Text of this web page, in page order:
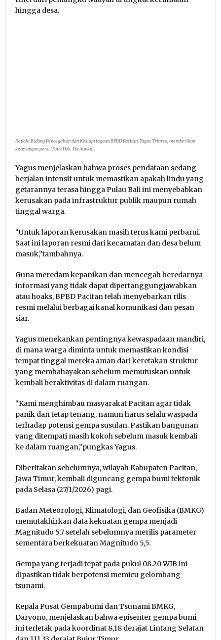
hingga desa.
Kepala Bidang Pencegahan dan Kesiapsiagaan BPBD Pacitan, Yagus Triarso, memberikan
keterangan pers. (Foto: Dok. Pacitanku)
Yagus menjelaskan bahwa proses pendataan sedang
berjalan intensif untuk memastikan apakah lindu yang
getarannya terasa hingga Pulau Bali ini menyebabkan
kerusakan pada infrastruktur publik maupun rumah
tinggal warga.
“Untuk laporan kerusakan masih terus kami perbarui.
Saat ini laporan resmi dari kecamatan dan desa belum
masuk,”tambahnya.
Guna meredam kepanikan dan mencegah beredarnya
informasi yang tidak dapat dipertanggungjawabkan
atau hoaks, BPBD Pacitan telah menyebarkan rilis
resmi melalui berbagai kanal komunikasi dan pesan
siar.
Yagus menekankan pentingnya kewaspadaan mandiri,
di mana warga diminta untuk memastikan kondisi
tempat tinggal mereka aman dari keretakan struktur
yang membahayakan sebelum memutuskan untuk
kembali beraktivitas di dalam ruangan.
“Kami menghimbau masyarakat Pacitan agar tidak
panik dan tetap tenang, namun harus selalu waspada
terhadap potensi gempa susulan. Pastikan bangunan
yang ditempati masih kokoh sebelum masuk kembali
ke dalam ruangan,”pungkas Yagus.
Diberitakan sebelumnya, wilayah Kabupaten Pacitan,
Jawa Timur, kembali diguncang gempa bumi tektonik
pada Selasa (27/1/2026) pagi.
Badan Meteorologi, Klimatologi, dan Geofisika (BMKG)
memutakhirkan data kekuatan gempa menjadi
Magnitudo 5,7 setelah sebelumnya merilis parameter
sementara berkekuatan Magnitudo 5,5.
Gempa yang terjadi tepat pada pukul 08.20 WIB ini
dipastikan tidak berpotensi memicu gelombang
tsunami.
Kepala Pusat Gempabumi dan Tsunami BMKG,
Daryono, menjelaskan bahwa episenter gempa bumi
ini terletak pada koordinat 8,18 derajat Lintang Selatan